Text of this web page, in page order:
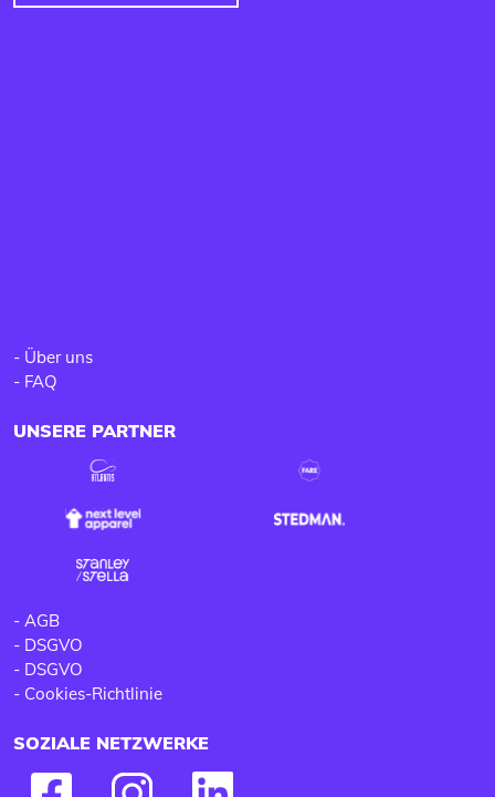
- Über uns
- FAQ
UNSERE PARTNER
- AGB
- DSGVO
- DSGVO
- Cookies-Richtlinie
SOZIALE NETZWERKE